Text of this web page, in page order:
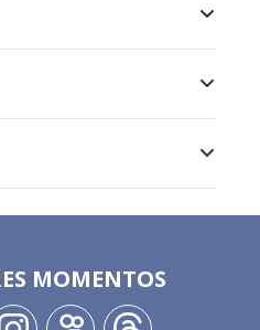
MOMENTOS